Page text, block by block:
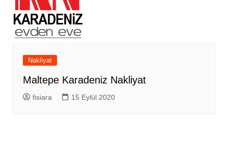
Nakliyat
Maltepe Karadeniz Nakliyat
fisiara 15 Eylül 2020